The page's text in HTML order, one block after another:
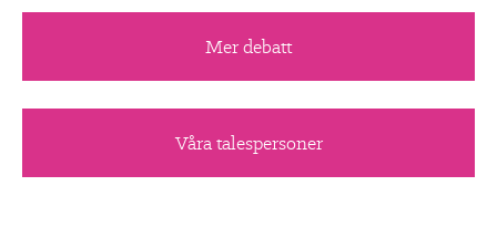
Mer debatt
Våra talespersoner